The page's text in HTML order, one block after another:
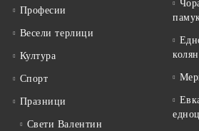
Професии
Весели терлици
Култура
Спорт
Празници
Свети Валентин